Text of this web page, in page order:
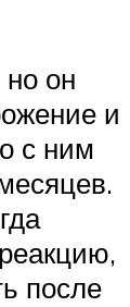
он
и
с ним
после